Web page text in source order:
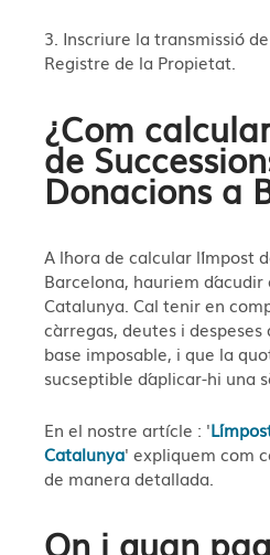
3. Inscriure la transmissió
Registre de la Propietat.
¿Com
de
Donacions a
A l´hora de calcular l´Impost
Barcelona, hauriem
Catalunya. Cal tenir en
càrregas, deutes i despeses
base imposable, i que la
sucseptible d´aplicar-hi una
En el nostre artícle : '
Catalunya' expliquem com
de manera detallada.
On i quan